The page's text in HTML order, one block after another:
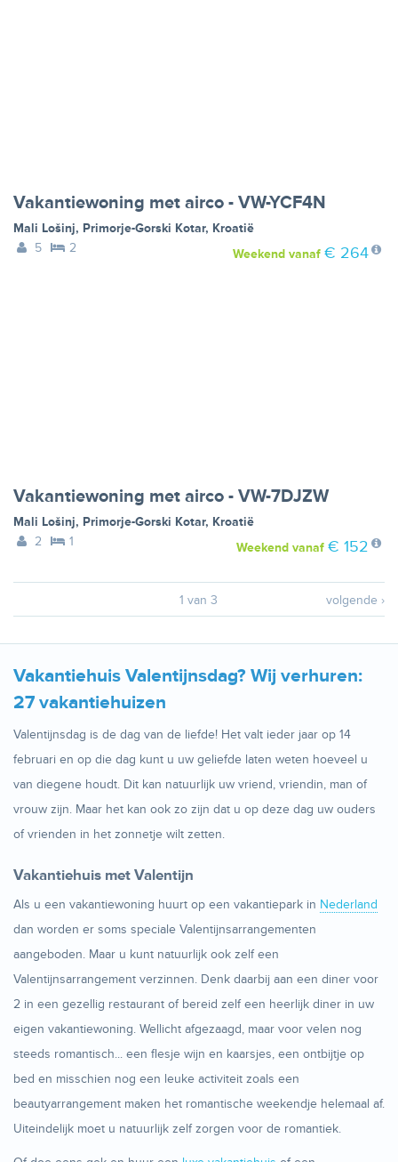
Vakantiewoning met airco - VW-YCF4N
Mali Lošinj, Primorje-Gorski Kotar, Kroatië
5
2 Weekendvanaf € 264
Vakantiewoning met airco - VW-7DJZW
Mali Lošinj, Primorje-Gorski Kotar, Kroatië
2
1 Weekendvanaf € 152
1 van 3 volgende ›
Vakantiehuis Valentijnsdag? Wij verhuren:
27 vakantiehuizen
Valentijnsdag is de dag van de liefde! Het valt ieder jaar op 14
februari en op die dag kunt u uw geliefde laten weten hoeveel u
van diegene houdt. Dit kan natuurlijk uw vriend, vriendin, man of
vrouw zijn. Maar het kan ook zo zijn dat u op deze dag uw ouders
of vrienden in het zonnetje wilt zetten.
Vakantiehuis met Valentijn
Als u een vakantiewoning huurt op een vakantiepark in Nederland
dan worden er soms speciale Valentijnsarrangementen
aangeboden. Maar u kunt natuurlijk ook zelf een
Valentijnsarrangement verzinnen. Denk daarbij aan een diner voor
2 in een gezellig restaurant of bereid zelf een heerlijk diner in uw
eigen vakantiewoning. Wellicht afgezaagd, maar voor velen nog
steeds romantisch... een flesje wijn en kaarsjes, een ontbijtje op
bed en misschien nog een leuke activiteit zoals een
beautyarrangement maken het romantische weekendje helemaal af.
Uiteindelijk moet u natuurlijk zelf zorgen voor de romantiek.